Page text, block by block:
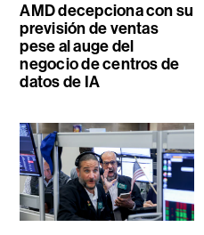
AMD decepciona con su
previsión de ventas
pese al auge del
negocio de centros de
datos de IA